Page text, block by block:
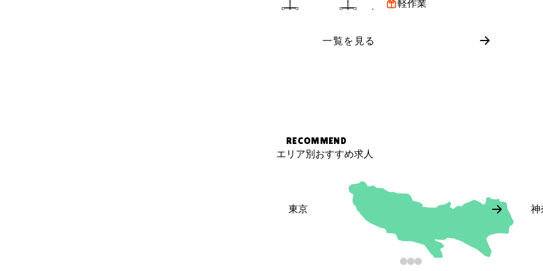
軽作業
一覧を見る
RECOMMEND
エリア別おすすめ求人
東京 神